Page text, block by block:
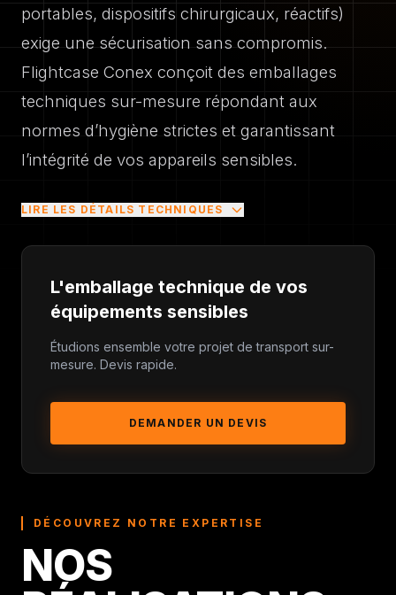
portables, dispositifs chirurgicaux, réactifs)
exige une sécurisation sans compromis.
Flightcase Conex conçoit des emballages
techniques sur-mesure répondant aux
normes d’hygiène strictes et garantissant
l’intégrité de vos appareils sensibles.
LIRE LES DÉTAILS TECHNIQUES
matériel médical et scientifique
Appareils d’imagerie
médicale portatifs
parois en nid
d’abeille légères
imputrescibles
L'emballage technique de vos
équipements sensibles
Étudions ensemble votre projet de transport sur-
mesure. Devis rapide.
DEMANDER UN DEVIS
DÉCOUVREZ NOTRE EXPERTISE
NOS